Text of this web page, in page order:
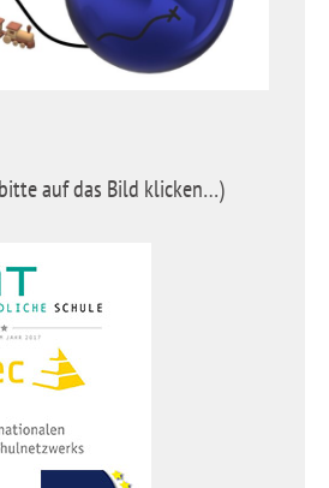
auf das Bild klicken…)